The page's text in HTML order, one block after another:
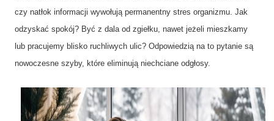
czy natłok informacji wywołują permanentny stres organizmu. Jak
odzyskać spokój? Być z dala od zgiełku, nawet jeżeli mieszkamy
lub pracujemy blisko ruchliwych ulic? Odpowiedzią na to pytanie są
nowoczesne szyby, które eliminują niechciane odgłosy.